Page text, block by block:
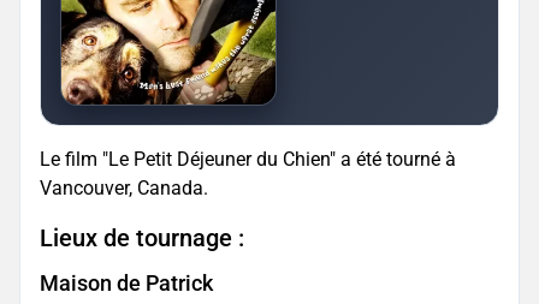
Le film "Le Petit Déjeuner du Chien" a été tourné à
Vancouver, Canada.
Lieux de tournage :
Maison de Patrick